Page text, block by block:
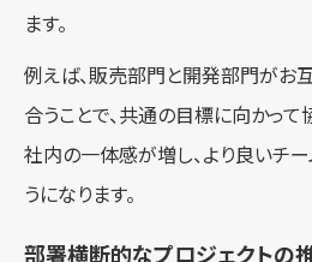
ます。
例えば、販売部門と開発部門がお
合うことで、共通の目標に向かって
社内の一体感が増し、より良いチ
うになります。
部署横断的なプロジェクトの